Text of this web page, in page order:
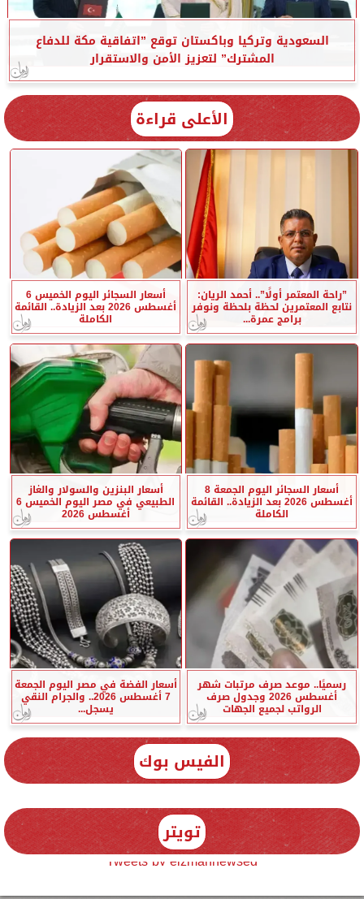
السعودية وتركيا وباكستان توقع ”اتفاقية مكة للدفاع
المشترك” لتعزيز الأمن والاستقرار
الأعلى قراءة
”راحة المعتمر أولًا”.. أحمد الريان:
نتابع المعتمرين لحظة بلحظة ونوفر
برامج عمرة...
أسعار السجائر اليوم الخميس 6
أغسطس 2026 بعد الزيادة.. القائمة
الكاملة
أسعار السجائر اليوم الجمعة 8
أغسطس 2026 بعد الزيادة.. القائمة
الكاملة
أسعار البنزين والسولار والغاز
الطبيعي في مصر اليوم الخميس 6
أغسطس 2026
رسميًا.. موعد صرف مرتبات شهر
أغسطس 2026 وجدول صرف
الرواتب لجميع الجهات
أسعار الفضة في مصر اليوم الجمعة
7 أغسطس 2026.. والجرام النقي
يسجل...
الفيس بوك
تويتر
Tweets by elzmannewseg